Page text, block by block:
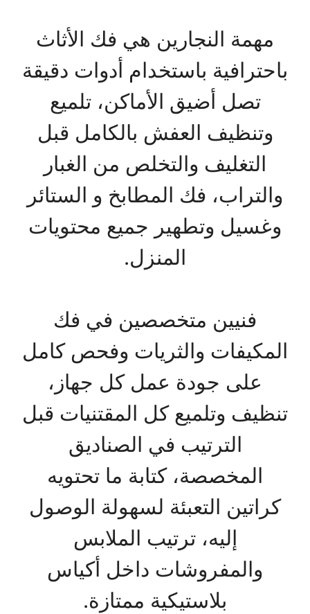
مهمة النجارين هي فك الأثاث
باحترافية باستخدام أدوات دقيقة
تصل أضيق الأماكن، تلميع
وتنظيف العفش بالكامل قبل
التغليف والتخلص من الغبار
والتراب، فك المطابخ و الستائر
وغسيل وتطهير جميع محتويات
المنزل.
فنيين متخصصين في فك
المكيفات والثريات وفحص كامل
على جودة عمل كل جهاز،
تنظيف وتلميع كل المقتنيات قبل
الترتيب في الصناديق
المخصصة، كتابة ما تحتويه
كراتين التعبئة لسهولة الوصول
إليه، ترتيب الملابس
والمفروشات داخل أكياس
بلاستيكية ممتازة.